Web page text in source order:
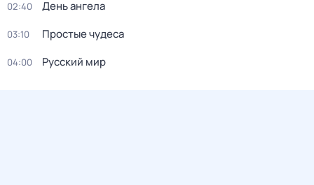
02:40 День ангела
03:10 Простые чудеса
04:00 Русский мир